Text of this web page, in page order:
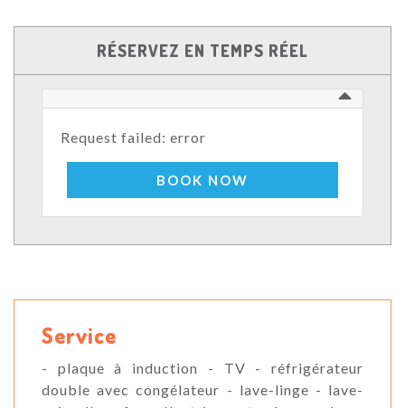
RÉSERVEZ EN TEMPS RÉEL
Request failed: error
BOOK NOW
Service
- plaque à induction - TV - réfrigérateur
double avec congélateur - lave-linge - lave-